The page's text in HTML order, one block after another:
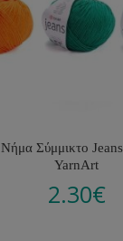
Νήμα Σύμμικτο
YarnArt
2.30€